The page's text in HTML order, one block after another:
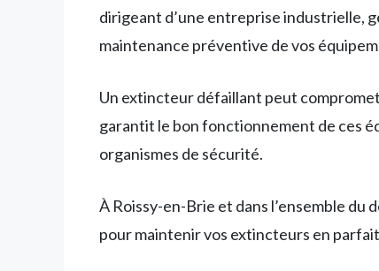
dirigeant d’une entreprise industrielle,
maintenance préventive de vos
Un extincteur défaillant peut
garantit le bon fonctionnement de ces
organismes de sécurité.
À Roissy-en-Brie et dans l’ensemble
pour maintenir vos extincteurs en